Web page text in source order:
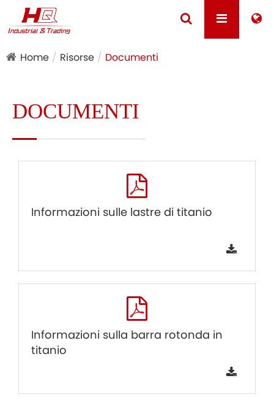
Home Risorse Documenti
DOCUMENTI
Informazioni sulle lastre di titanio
Informazioni sulla barra rotonda in
titanio